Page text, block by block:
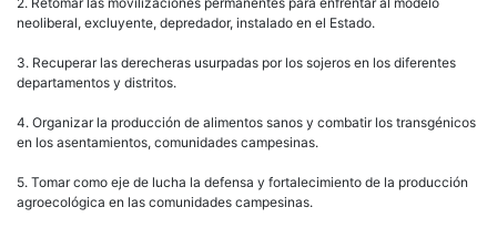
neoliberal, excluyente, depredador, instalado en el Estado.
3. Recuperar las derecheras usurpadas por los sojeros en los diferentes
departamentos y distritos.
4. Organizar la producción de alimentos sanos y combatir los transgénicos
en los asentamientos, comunidades campesinas.
5. Tomar como eje de lucha la defensa y fortalecimiento de la producción
agroecológica en las comunidades campesinas.